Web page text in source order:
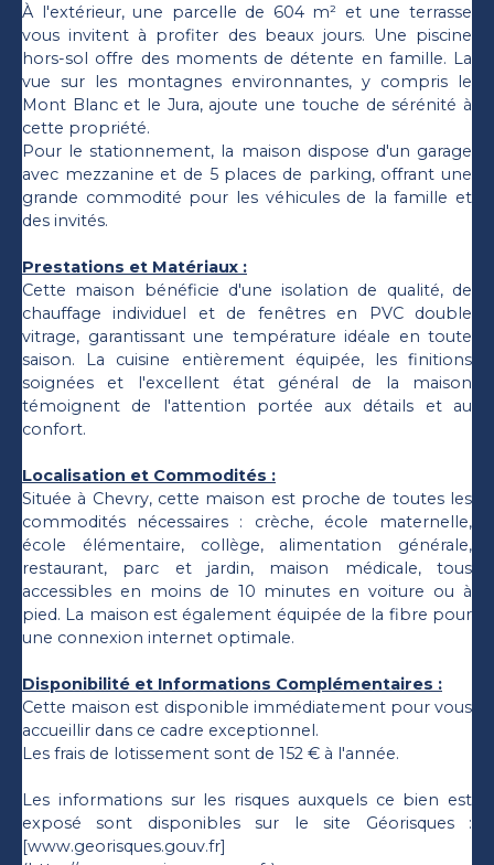
À l'extérieur, une parcelle de 604 m² et une terrasse
vous invitent à profiter des beaux jours. Une piscine
hors-sol offre des moments de détente en famille. La
vue sur les montagnes environnantes, y compris le
Mont Blanc et le Jura, ajoute une touche de sérénité à
cette propriété.
Pour le stationnement, la maison dispose d'un garage
avec mezzanine et de 5 places de parking, offrant une
grande commodité pour les véhicules de la famille et
des invités.
Prestations et Matériaux :
Cette maison bénéficie d'une isolation de qualité, de
chauffage individuel et de fenêtres en PVC double
vitrage, garantissant une température idéale en toute
saison. La cuisine entièrement équipée, les finitions
soignées et l'excellent état général de la maison
témoignent de l'attention portée aux détails et au
confort.
Localisation et Commodités :
Située à Chevry, cette maison est proche de toutes les
commodités nécessaires : crèche, école maternelle,
école élémentaire, collège, alimentation générale,
restaurant, parc et jardin, maison médicale, tous
accessibles en moins de 10 minutes en voiture ou à
pied. La maison est également équipée de la fibre pour
une connexion internet optimale.
Disponibilité et Informations Complémentaires :
Cette maison est disponible immédiatement pour vous
accueillir dans ce cadre exceptionnel.
Les frais de lotissement sont de 152 € à l'année.
Les informations sur les risques auxquels ce bien est
exposé sont disponibles sur le site Géorisques :
[www.georisques.gouv.fr]